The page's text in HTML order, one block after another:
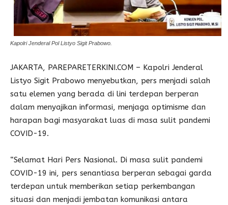
Kapolri Jenderal Pol Listyo Sigit Prabowo.
JAKARTA, PAREPARETERKINI.COM – Kapolri Jenderal
Listyo Sigit Prabowo menyebutkan, pers menjadi salah
satu elemen yang berada di lini terdepan berperan
dalam menyajikan informasi, menjaga optimisme dan
harapan bagi masyarakat luas di masa sulit pandemi
COVID-19.
“Selamat Hari Pers Nasional. Di masa sulit pandemi
COVID-19 ini, pers senantiasa berperan sebagai garda
terdepan untuk memberikan setiap perkembangan
situasi dan menjadi jembatan komunikasi antara